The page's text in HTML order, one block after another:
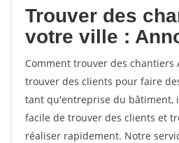
Trouver des
votre ville :
Comment trouver des chantiers
trouver des clients pour faire
tant qu'entreprise du bâtiment,
facile de trouver des clients et
réaliser rapidement. Notre